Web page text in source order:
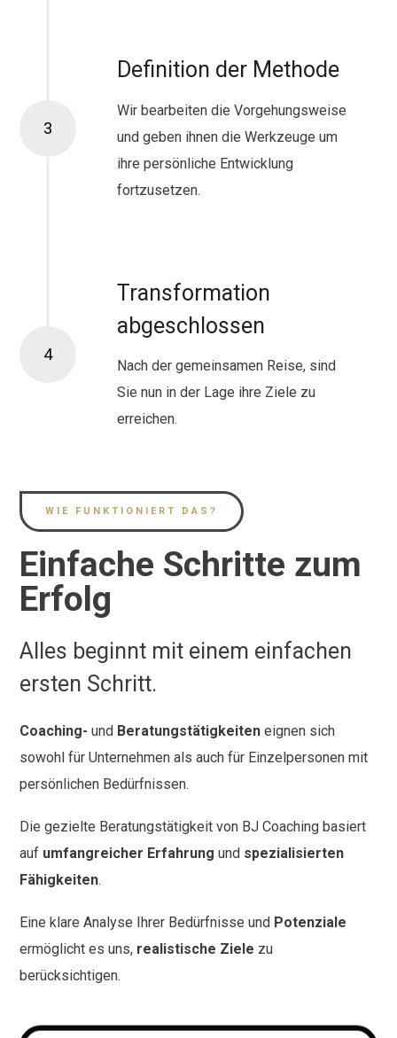
WIE FUNKTIONIERT DAS?
Einfache Schritte zum
Erfolg
Alles beginnt mit einem einfachen
ersten Schritt.
Coaching- und Beratungstätigkeiten eignen sich
sowohl für Unternehmen als auch für Einzelpersonen mit
persönlichen Bedürfnissen.
Die gezielte Beratungstätigkeit von BJ Coaching basiert
auf umfangreicher Erfahrung und spezialisierten
Fähigkeiten.
Eine klare Analyse Ihrer Bedürfnisse und Potenziale
ermöglicht es uns, realistische Ziele zu
berücksichtigen.
Definition der Methode
Wir bearbeiten die Vorgehungsweise
und geben ihnen die Werkzeuge um
ihre persönliche Entwicklung
fortzusetzen.
3
Transformation
abgeschlossen
Nach der gemeinsamen Reise, sind
Sie nun in der Lage ihre Ziele zu
erreichen.
4